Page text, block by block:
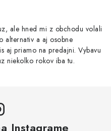
ale hned mi z obchodu volali
alternativ a aj osobne
aj priamo na predajni. Vybavu
niekolko rokov iba tu.
Instagrame